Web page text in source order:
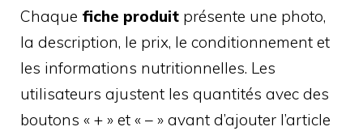
Chaque fiche produit présente une photo,
la description, le prix, le conditionnement et
les informations nutritionnelles. Les
utilisateurs ajustent les quantités avec des
boutons « + » et « – » avant d’ajouter l’article